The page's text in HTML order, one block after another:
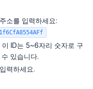
소를 입력하세요:
ID는 5~6자리 숫자로 구
있습니다.
력하세요.